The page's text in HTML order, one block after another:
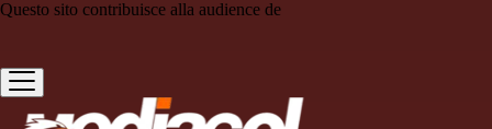
Questo sito contribuisce alla audience de